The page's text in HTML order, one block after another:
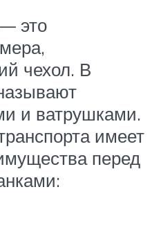
это
чехол. В
и ватрушками.
имеет
перед